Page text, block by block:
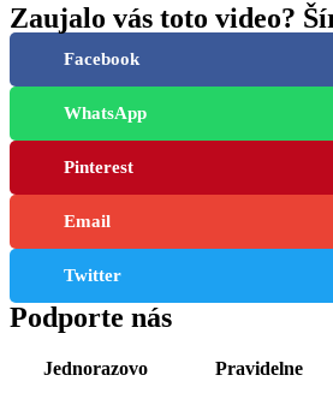
Zaujalo vás toto video?
Facebook
WhatsApp
Pinterest
Email
Twitter
Podporte nás
Jednorazovo Pravidelne